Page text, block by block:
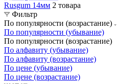
Rusgum 14мм 2 товара
Фильтр
По популярности (возрастание)
По популярности (убывание)
По популярности (возрастание)
По алфавиту (убывание)
По алфавиту (возрастание)
По цене (убывание)
По цене (возрастание)